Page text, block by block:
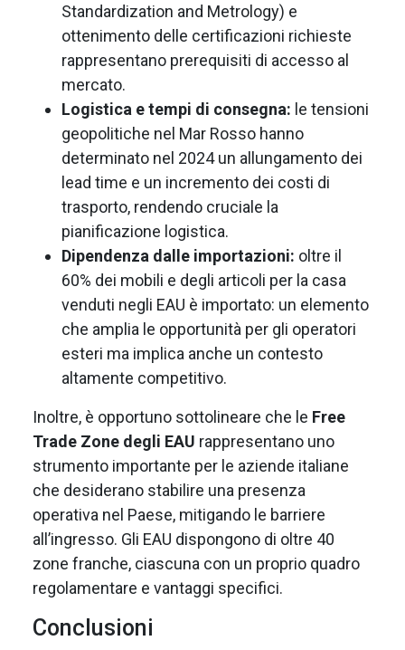
Standardization and Metrology) e
ottenimento delle certificazioni richieste
rappresentano prerequisiti di accesso al
mercato.
Logistica e tempi di consegna: le tensioni
geopolitiche nel Mar Rosso hanno
determinato nel 2024 un allungamento dei
lead time e un incremento dei costi di
trasporto, rendendo cruciale la
pianificazione logistica.
Dipendenza dalle importazioni: oltre il
60% dei mobili e degli articoli per la casa
venduti negli EAU è importato: un elemento
che amplia le opportunità per gli operatori
esteri ma implica anche un contesto
altamente competitivo.
Inoltre, è opportuno sottolineare che le Free
Trade Zone degli EAU rappresentano uno
strumento importante per le aziende italiane
che desiderano stabilire una presenza
operativa nel Paese, mitigando le barriere
all’ingresso. Gli EAU dispongono di oltre 40
zone franche, ciascuna con un proprio quadro
regolamentare e vantaggi specifici.
Conclusioni